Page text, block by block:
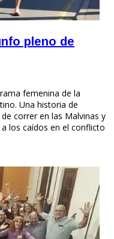
pleno de
femenina de la
Una historia de
correr en las Malvinas y
los caídos en el conflicto